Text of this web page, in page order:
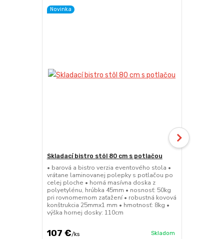
Novinka
Skladací bistro stôl 80 cm s potlačou
• barová a bistro verzia eventového stola •
vrátane laminovanej polepky s potlačou po
celej ploche • horná masívna doska z
polyetylénu, hrúbka 45mm • nosnosť: 50kg
pri rovnomernom zaťažení • robustná kovová
konštrukcia 25mmx1 mm • hmotnosť: 8kg •
výška hornej dosky: 110cm
107 €/ks Skladom